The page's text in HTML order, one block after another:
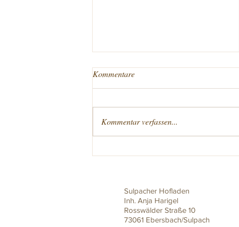
Rindfleischausgabe
🥩 Frische Rindfleischausgabe am
bei uns gibt es frisches Rindfleisch
aus eigener Aufzucht! 🐂🌿 In
Kommentare
Kommentar verfassen...
Sulpacher Hofladen
Inh. Anja Harigel
Rosswälder Straße 10
73061 Ebersbach/Sulpach